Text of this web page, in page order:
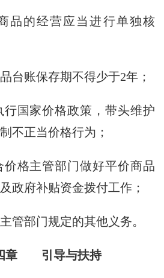
的经营应当进行单独核
账保存期不得少于2年；
国家价格政策，带头维护
不正当价格行为；
格主管部门做好平价商品
政府补贴资金拨付工作；
部门规定的其他义务。
引导与扶持